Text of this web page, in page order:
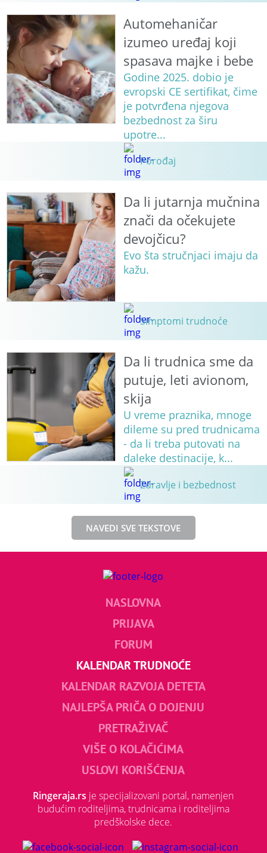
Automehaničar
izumeo uređaj koji
spasava majke i bebe
Godine 2025. dobio je
evropski CE sertifikat, čime
je potvrđena njegova
bezbednost za širu
upotre...
Porođaj
Da li jutarnja mučnina
znači da očekujete
devojčicu?
Evo šta stručnjaci imaju da
kažu.
Simptomi trudnoće
Da li trudnica sme da
putuje, leti avionom,
skija
U vreme praznika, mnoge
dileme su pred trudnicama
- da li treba putovati na
daleke destinacije, k...
Zdravlje i bezbednost
NAVEDI SVE TEKSTOVE
NASLOVNA
PRIJAVA
FORUM
KALENDAR TRUDNOĆE
KALENDAR RAZVOJA DETETA
NAJLEPŠA PRIČA O DOJENJU
PRETRAŽIVAČ
VIŠE O KOLAČIĆIMA
USLOVI KORIŠĆENJA
Ringeraja.rs je specijalizovani portal, namenjen
budućim roditeljima, trudnicama i roditeljima
predškolske dece.